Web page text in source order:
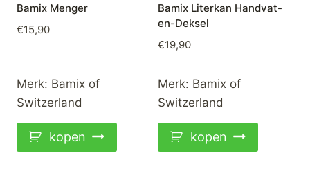
Bamix Menger
€15,90
Merk: Bamix of
Switzerland
kopen
Bamix Literkan Handvat-
en-Deksel
€19,90
Merk: Bamix of
Switzerland
kopen